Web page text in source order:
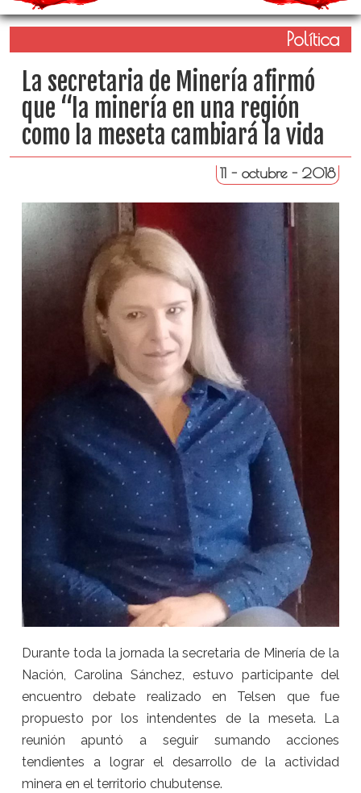
Política
La secretaria de Minería afirmó
que “la minería en una región
como la meseta cambiará la vida
11 - octubre - 2018
Durante toda la jornada la secretaria de Minería de la
Nación, Carolina Sánchez, estuvo participante del
encuentro debate realizado en Telsen que fue
propuesto por los intendentes de la meseta. La
reunión apuntó a seguir sumando acciones
tendientes a lograr el desarrollo de la actividad
minera en el territorio chubutense.